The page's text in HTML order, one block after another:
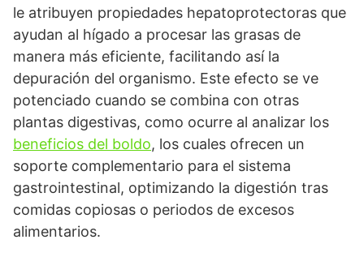
le atribuyen propiedades hepatoprotectoras que
ayudan al hígado a procesar las grasas de
manera más eficiente, facilitando así la
depuración del organismo. Este efecto se ve
potenciado cuando se combina con otras
plantas digestivas, como ocurre al analizar los
beneficios del boldo, los cuales ofrecen un
soporte complementario para el sistema
gastrointestinal, optimizando la digestión tras
comidas copiosas o periodos de excesos
alimentarios.